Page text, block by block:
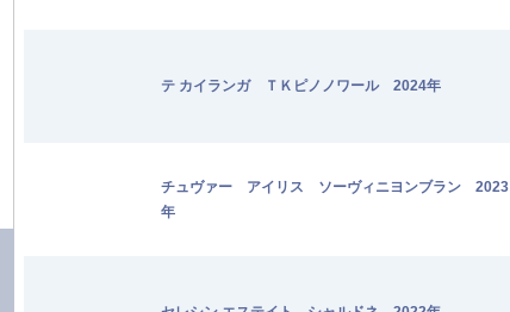
テ カイランガ ＴＫピノノワール 2024年
チュヴァー アイリス ソーヴィニヨンブラン 2023
年